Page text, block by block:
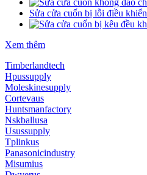
Sửa cửa cuốn bị lỗi điều khiển
Xem thêm
Timberlandtech
Hpussupply
Moleskinesupply
Cortevaus
Huntsmanfactory
Nskballusa
Usussupply
Tplinkus
Panasonicindustry
Misumius